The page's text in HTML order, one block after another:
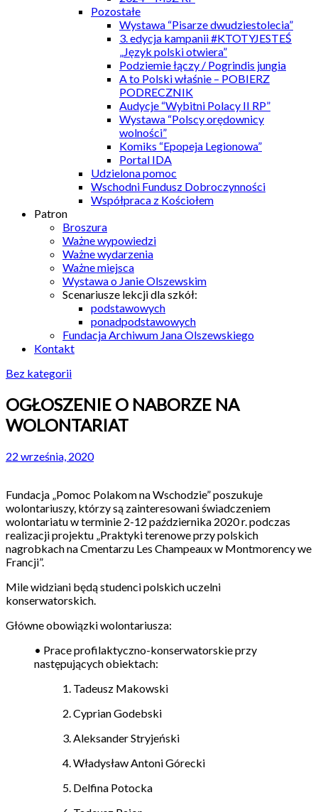
Pozostałe
Wystawa “Pisarze dwudziestolecia”
3. edycja kampanii #KTOTYJESTEŚ
„Język polski otwiera”
Podziemie łączy / Pogrindis jungia
A to Polski właśnie – POBIERZ
PODRECZNIK
Audycje “Wybitni Polacy II RP”
Wystawa “Polscy orędownicy
wolności”
Komiks “Epopeja Legionowa”
Portal IDA
Udzielona pomoc
Wschodni Fundusz Dobroczynności
Współpraca z Kościołem
Patron
Broszura
Ważne wypowiedzi
Ważne wydarzenia
Ważne miejsca
Wystawa o Janie Olszewskim
Scenariusze lekcji dla szkół:
podstawowych
ponadpodstawowych
Fundacja Archiwum Jana Olszewskiego
Kontakt
Bez kategorii
OGŁOSZENIE O NABORZE NA
WOLONTARIAT
22 września, 2020
Fundacja „Pomoc Polakom na Wschodzie” poszukuje
wolontariuszy, którzy są zainteresowani świadczeniem
wolontariatu w terminie 2-12 października 2020 r. podczas
realizacji projektu „Praktyki terenowe przy polskich
nagrobkach na Cmentarzu Les Champeaux w Montmorency we
Francji”.
Mile widziani będą studenci polskich uczelni
konserwatorskich.
Główne obowiązki wolontariusza:
• Prace profilaktyczno-konserwatorskie przy
następujących obiektach:
1. Tadeusz Makowski
2. Cyprian Godebski
3. Aleksander Stryjeński
4. Władysław Antoni Górecki
5. Delfina Potocka